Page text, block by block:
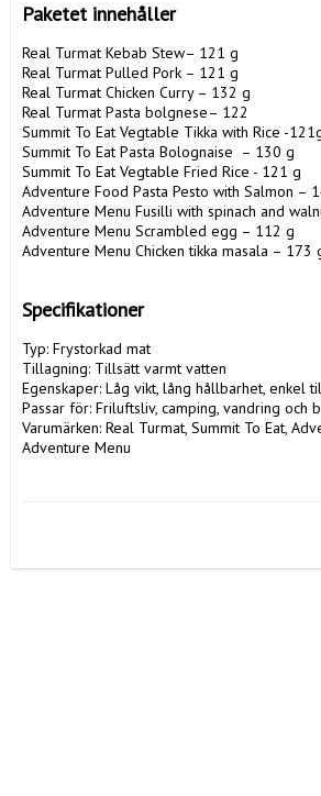
Paketet innehåller
Real Turmat Kebab Stew– 121 g
Real Turmat Pulled Pork – 121 g
Real Turmat Chicken Curry – 132 g
Real Turmat Pasta bolgnese– 122
Summit To Eat Vegtable Tikka with Rice -
Summit To Eat Pasta Bolognaise  – 130 g
Summit To Eat Vegtable Fried Rice - 121 g
Adventure Food Pasta Pesto with Salmon –
Adventure Menu Fusilli with spinach and
Adventure Menu Scrambled egg – 112 g
Adventure Menu Chicken tikka masala – 173
Specifikationer
Typ: Frystorkad mat
Tillagning: Tillsätt varmt vatten
Egenskaper: Låg vikt, lång hållbarhet, enkel
Passar för: Friluftsliv, camping, vandring och
Varumärken: Real Turmat, Summit To Eat,
Adventure Menu